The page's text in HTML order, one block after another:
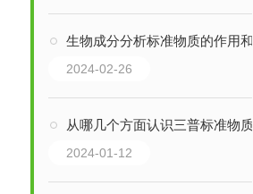
生物成分分析标准物质的作用和意义
2024-02-26
从哪几个方面认识三普标准物质
2024-01-12